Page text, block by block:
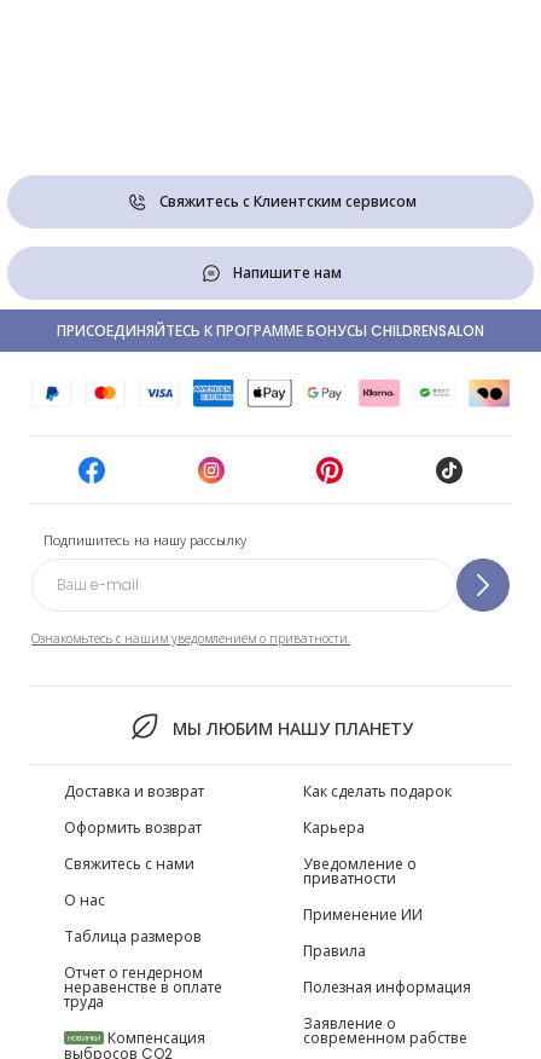
Свяжитесь с Клиентским сервисом
Напишите нам
Подпишитесь на нашу рассылку
Ознакомьтесь с нашим уведомлением о приватности.
МЫ ЛЮБИМ НАШУ ПЛАНЕТУ
ПРИСОЕДИНЯЙТЕСЬ К ПРОГРАММЕ БОНУСЫ CHILDRENSALON
Доставка и возврат
Оформить возврат
Свяжитесь с нами
О нас
Таблица размеров
Отчет о гендерном
неравенстве в оплате
труда
НОВИНКИ Компенсация
выбросов CO2
Как сделать подарок
Карьера
Уведомление о
приватности
Применение ИИ
Правила
Полезная информация
Заявление о
современном рабстве